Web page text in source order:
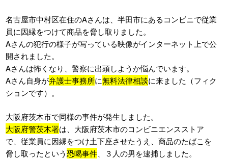
名古屋市中村区在住のAさんは、半田市にあるコンビニで従業
員に因縁をつけて商品を脅し取りました。
Aさんの犯行の様子が写っている映像がインターネット上で公
開されました。
Aさんは怖くなり、警察に出頭しようか悩んでいます。
Aさん自身が弁護士事務所に無料法律相談に来ました（フィク
ションです）。
大阪府茨木市で同様の事件が発生しました。
大阪府警茨木署は、大阪府茨木市のコンビニエンスストア
で、従業員に因縁をつけ土下座させたうえ、商品のたばこを
脅し取ったという恐喝事件 、３人の男を逮捕しました。